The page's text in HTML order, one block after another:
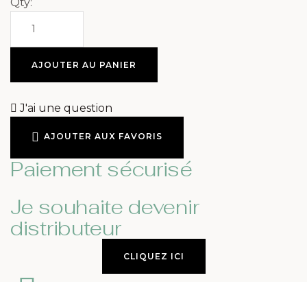
AJOUTER AU PANIER
J'ai une question
AJOUTER AUX FAVORIS
Paiement sécurisé
Je souhaite devenir
distributeur
CLIQUEZ ICI